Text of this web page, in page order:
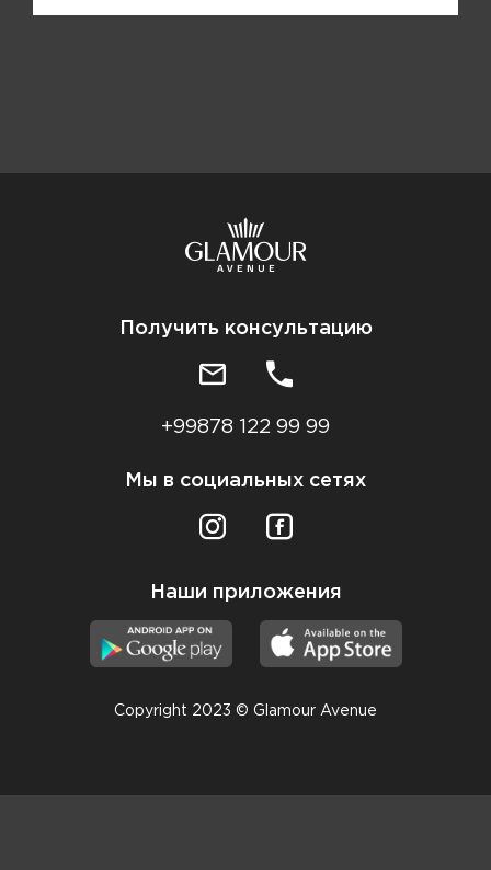
Получить консультацию
+99878 122 99 99
Мы в социальных сетях
Наши приложения
Copyright 2023 © Glamour Avenue